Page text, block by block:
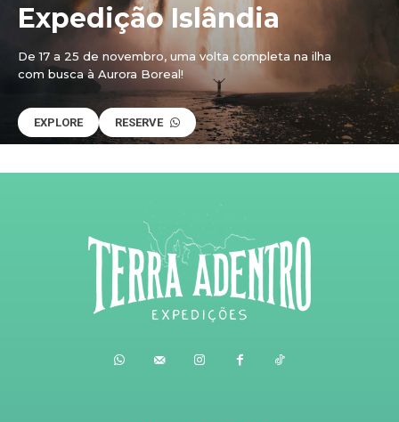
Expedição Islândia
De 17 a 25 de novembro, uma volta completa na ilha
com busca à Aurora Boreal!
EXPLORE RESERVE